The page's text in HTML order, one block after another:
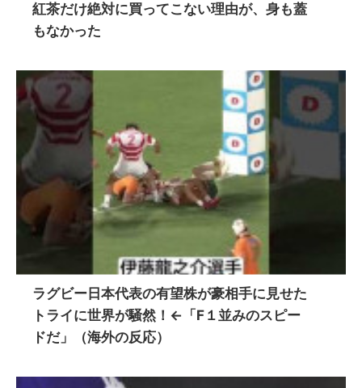
紅茶だけ絶対に買ってこない理由が、身も蓋
もなかった
ラグビー日本代表の有望株が豪相手に見せた
トライに世界が騒然！←「F１並みのスピー
ドだ」（海外の反応）